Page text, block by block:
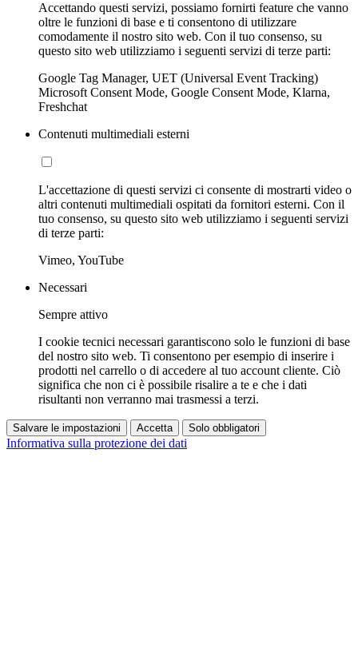
Accettando questi servizi, possiamo fornirti feature che vanno
oltre le funzioni di base e ti consentono di utilizzare
comodamente il nostro sito web. Con il tuo consenso, su
questo sito web utilizziamo i seguenti servizi di terze parti:
Google Tag Manager, UET (Universal Event Tracking)
Microsoft Consent Mode, Google Consent Mode, Klarna,
Freshchat
Contenuti multimediali esterni
L'accettazione di questi servizi ci consente di mostrarti video o
altri contenuti multimediali ospitati da fornitori esterni. Con il
tuo consenso, su questo sito web utilizziamo i seguenti servizi
di terze parti:
Vimeo, YouTube
Necessari
Sempre attivo
I cookie tecnici necessari garantiscono solo le funzioni di base
del nostro sito web. Ti consentono per esempio di inserire i
prodotti nel carrello o di accedere al tuo account cliente. Ciò
significa che non ci è possibile risalire a te e che i dati
risultanti non verranno mai trasmessi a terzi.
Salvare le impostazioni Accetta Solo obbligatori
Informativa sulla protezione dei dati